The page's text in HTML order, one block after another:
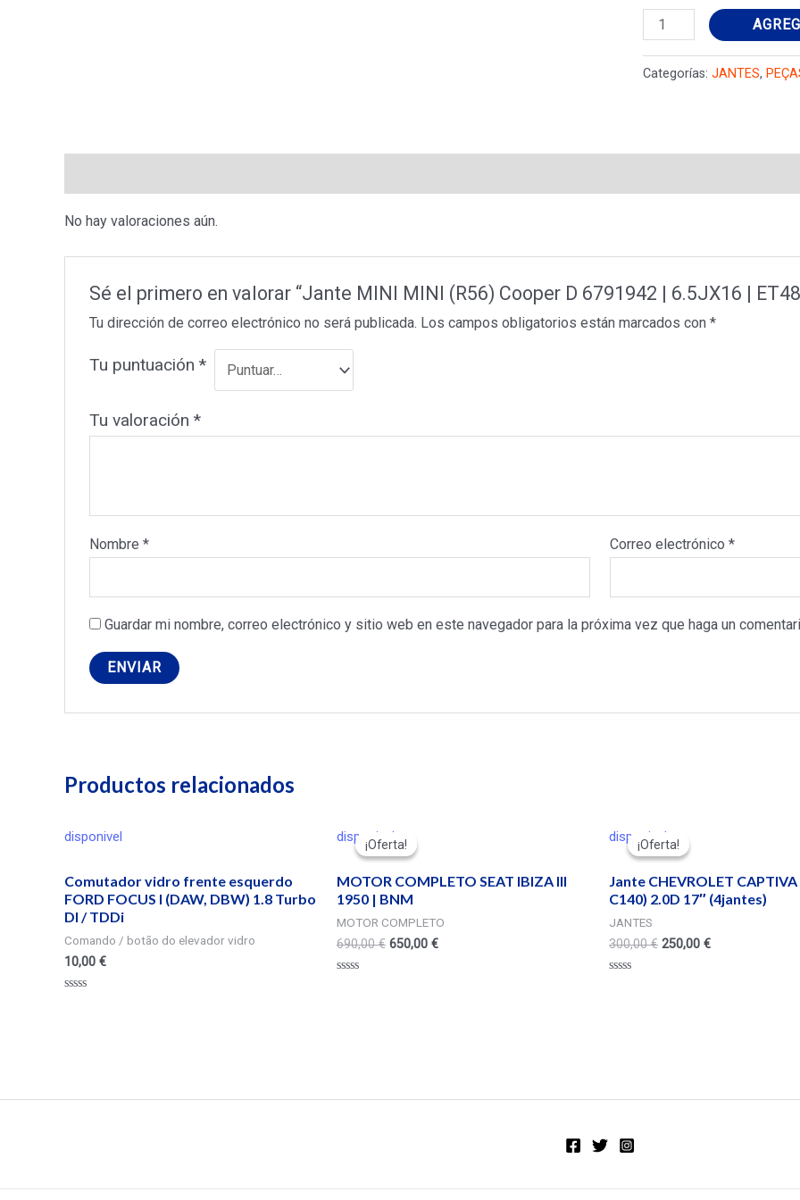
Jante
MINI
D
|
16
polegadas
Categorías: JANTES,
No hay valoraciones aún.
Sé el primero en valorar “Jante MINI MINI (R56) Cooper D 6791942 | 6.5JX16 |
Tu dirección de correo electrónico no será publicada. Los campos obligatorios están marcados con *
Tu puntuación *
Tu valoración *
Nombre * Correo electrónico*
Guardar mi nombre, correo electrónico y sitio web en este navegador para la próxima vez que haga un
Productos relacionados
disponivel
Comutador vidro frente esquerdo
FORD FOCUS I (DAW, DBW) 1.8 Turbo
DI / TDDi
Comando / botão do elevador vidro
10,00 €
¡Oferta!
disponivel
¡Oferta!
MOTOR COMPLETO SEAT IBIZA III
1950 | BNM
MOTOR COMPLETO
690,00€ 650,00 €
¡Oferta!
disponivel
¡Oferta!
Jante CHEVROLET CAPTIVA
C140) 2.0D 17″ (4jantes)
JANTES
300,00€ 250,00 €